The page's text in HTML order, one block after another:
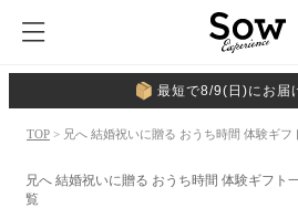
最短で8/9(日)にお届
TOP > 兄へ 結婚祝いに贈る おうち時間 体験ギフ
兄へ 結婚祝いに贈る おうち時間 体験ギフト
覧